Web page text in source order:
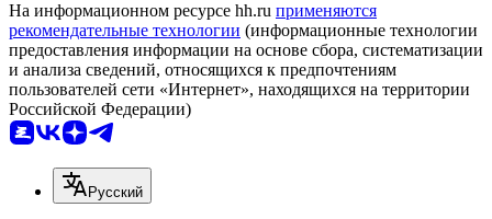
На информационном ресурсе hh.ru применяются
рекомендательные технологии (информационные технологии
предоставления информации на основе сбора, систематизации
и анализа сведений, относящихся к предпочтениям
пользователей сети «Интернет», находящихся на территории
Российской Федерации)
Русский